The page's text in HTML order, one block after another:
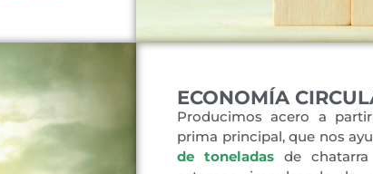
ECONOMÍA
Producimos acero a
prima principal, que nos
de toneladas de